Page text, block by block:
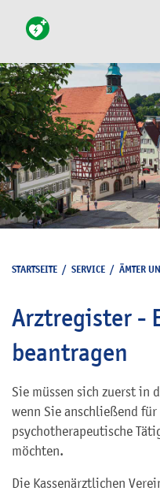
STARTSEITE / SERVICE / ÄMTER
Arztregister -
beantragen
Sie müssen sich zuerst in
wenn Sie anschließend
psychotherapeutische
möchten.
Die Kassenärztlichen